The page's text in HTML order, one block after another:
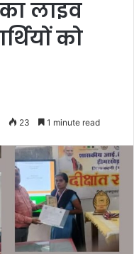
लाइव
को
23 1 minute read